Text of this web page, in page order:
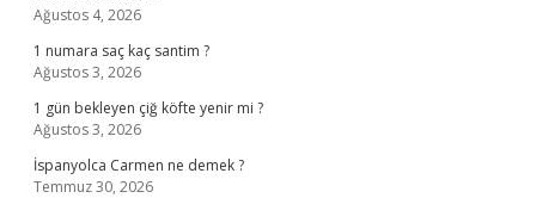
Ağustos 4, 2026
1 numara saç kaç santim ?
Ağustos 3, 2026
1 gün bekleyen çiğ köfte yenir mi ?
Ağustos 3, 2026
İspanyolca Carmen ne demek ?
Temmuz 30, 2026